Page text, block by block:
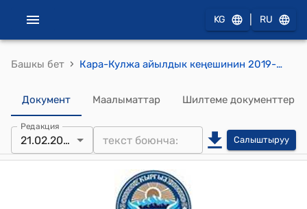
KG RU
Башкы бет › Кара-Кулжа айылдык кеңешинин 2019-жылдын 21-февралындагы № 14/12 "Кара –Кулжа айыл өкмөтүнүн Жайыт пайдалануучулар бирикмесинин 2018-жылы пайдаланууга берилген мончо (купка) жана кыркым (стрижка) кызмат көрсөтүү тарифин, НOVO автосамосвалынын 1 маш- саат ишине кеткен чыгымдын эсебин жана жайытка көчүп кетүү, көчүп келүү мөөнөтүн бекитүү жөнүндө" токтому
Документ Маалыматтар Шилтеме документтер
Редакция
21.02.2019 Салыштыруу